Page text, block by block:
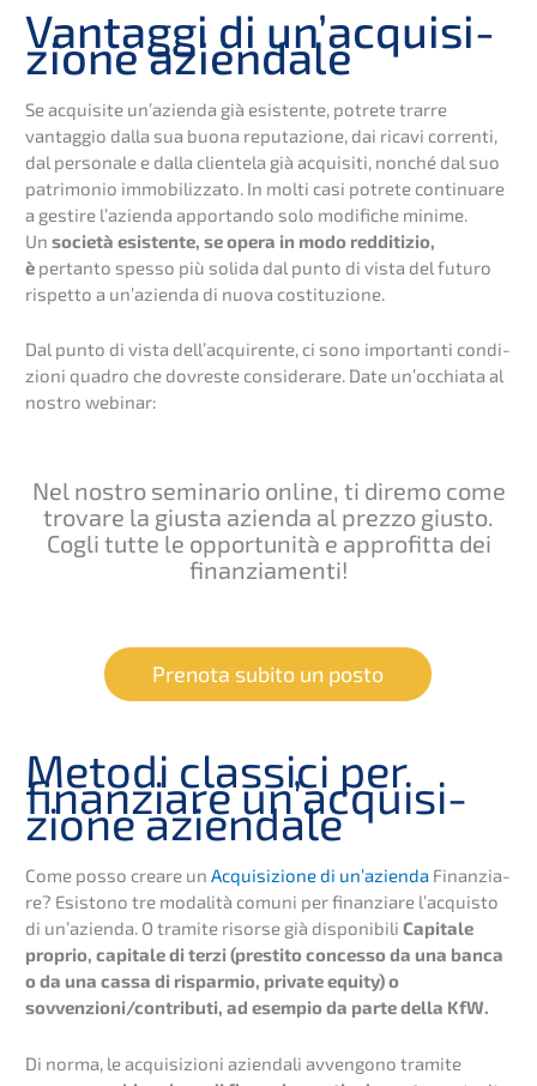
Vantag­gi di un’ac­qui­si­
zio­ne aziendale
Se acqui­si­te un’azienda già esisten­te, potre­te trarre
vantag­gio dalla sua buona reputa­zio­ne, dai ricavi corren­ti,
dal perso­na­le e dalla cliente­la già acqui­si­ti, nonché dal suo
patri­mo­nio immobi­liz­za­to. In molti casi potre­te conti­nu­are
a gesti­re l’azienda apportan­do solo modifi­che minime.
Un socie­tà esisten­te, se opera in modo reddi­ti­zio,
è pertan­to spesso più solida dal punto di vista del futuro
rispet­to a un’azienda di nuova costituzione.
Dal punto di vista dell’ac­qui­ren­te, ci sono importan­ti condi­
zio­ni quadro che dovres­te consider­a­re. Date un’oc­chia­ta al
nostro webinar:
Nel nostro semina­rio online, ti diremo come
trova­re la giusta azien­da al prezzo giusto.
Cogli tutte le oppor­tu­ni­tà e appro­fit­ta dei
finanziamenti!
Preno­ta subito un posto
Metodi classi­ci per
finan­zia­re un’ac­qui­si­
zio­ne aziendale
Come posso creare un Acqui­si­zio­ne di un’azi­en­da Finan­zia­
re? Esisto­no tre modali­tà comuni per finan­zia­re l’acquis­to
di un’azi­en­da. O trami­te risor­se già dispo­ni­bi­li Capita­le
proprio, capita­le di terzi (presti­to conces­so da una banca
o da una cassa di rispar­mio, priva­te equity) o
sovvenzioni/contributi, ad esempio da parte della KfW.
Di norma, le acqui­si­zio­ni aziend­a­li avven­go­no trami­te